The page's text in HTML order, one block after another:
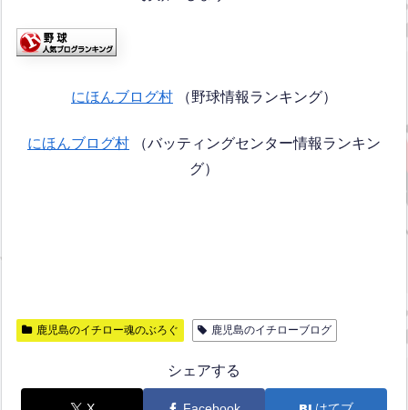
にほんブログ村 （野球情報ランキング）
にほんブログ村 （バッティングセンター情報ランキン
グ）
鹿児島のイチロー魂のぶろぐ 鹿児島のイチローブログ
シェアする